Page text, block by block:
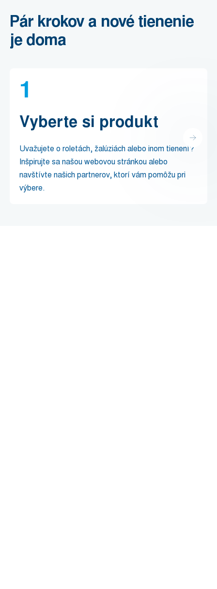
Pár krokov a nové tienenie
je doma
1
Vyberte si produkt
Uvažujete o roletách, žalúziách alebo inom tienení?
Inšpirujte sa našou webovou stránkou alebo
navštívte našich partnerov, ktorí vám pomôžu pri
výbere.